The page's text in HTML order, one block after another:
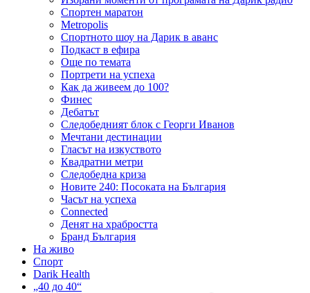
Спортен маратон
Metropolis
Спортното шоу на Дарик в аванс
Подкаст в ефира
Още по темата
Портрети на успеха
Как да живеем до 100?
Финес
Дебатът
Следобедният блок с Георги Иванов
Мечтани дестинации
Гласът на изкуството
Квадратни метри
Следобедна криза
Новите 240: Посоката на България
Часът на успеха
Connected
Денят на храбростта
Бранд България
На живо
Спорт
Darik Health
„40 до 40“